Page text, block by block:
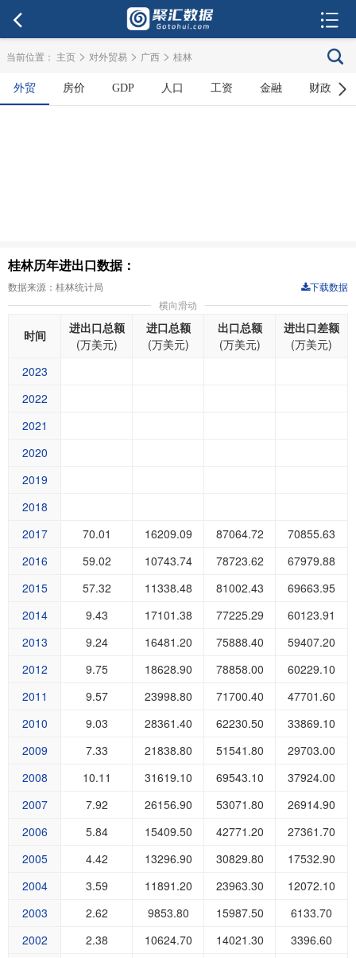
当前位置： 主页 > 对外贸易 > 广西 > 桂林
外贸 房价 GDP 人口 工资 金融 财政
桂林历年进出口数据：
数据来源：桂林统计局
下载数据
横向滑动
时间
进出口总额
(万美元)
进口总额
(万美元)
出口总额
(万美元)
进出口差额
(万美元)
2023
2022
2021
2020
2019
2018
2017
70.01 16209.09 87064.72
70855.63
2016
59.02 10743.74 78723.62
67979.88
2015
57.32 11338.48 81002.43
69663.95
2014
9.43 17101.38 77225.29
60123.91
2013
9.24 16481.20 75888.40
59407.20
2012
9.75 18628.90 78858.00
60229.10
2011
9.57 23998.80 71700.40
47701.60
2010
9.03 28361.40 62230.50
33869.10
2009
7.33 21838.80 51541.80
29703.00
2008
10.11 31619.10 69543.10
37924.00
2007
7.92 26156.90 53071.80
26914.90
2006
5.84 15409.50 42771.20
27361.70
2005
4.42 13296.90 30829.80
17532.90
2004
3.59 11891.20 23963.30
12072.10
2003
2.62 9853.80 15987.50
6133.70
2002
2.38 10624.70 14021.30
3396.60